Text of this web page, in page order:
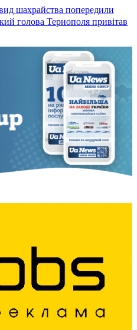
шахрайства попередили
голова Тернополя привітав